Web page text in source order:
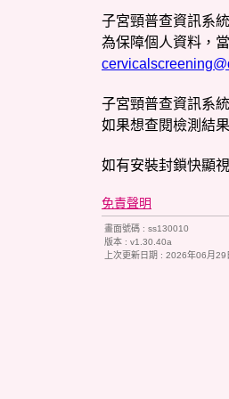
為保障個人資料，
版本 :
上次更新日期 :